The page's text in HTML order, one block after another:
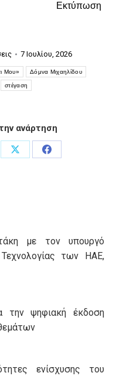
Εκτύπωση
7 Ιουλίου, 2026
Μου» Δόμνα Μιχαηλίδου
στέγαση
ανάρτηση
Share
Share
με τον υπουργό
των ΗΑΕ,
την ψηφιακή έκδοση
ενίσχυσης του